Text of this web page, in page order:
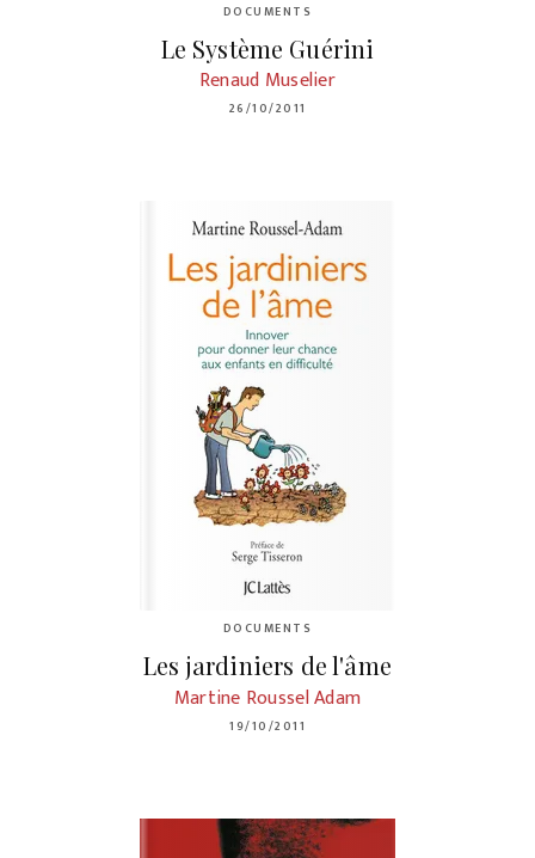
DOCUMENTS
Le Système Guérini
Renaud Muselier
26/10/2011
DOCUMENTS
Les jardiniers de l'âme
Martine Roussel Adam
19/10/2011